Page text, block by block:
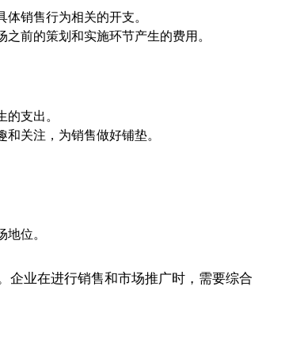
销售行为相关的开支。
前的策划和实施环节产生的费用。
支出。
关注，为销售做好铺垫。
位。
企业在进行销售和市场推广时，需要综合